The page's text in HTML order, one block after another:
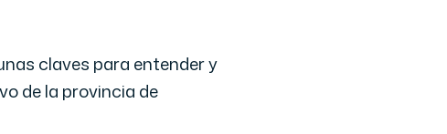
claves para entender y
de la provincia de